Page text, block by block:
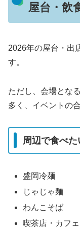
屋台・飲
2026年の屋台・出
す。
ただし、会場とな
多く、イベントの
周辺で食べ
盛岡冷麺
じゃじゃ麺
わんこそば
喫茶店・カフェ